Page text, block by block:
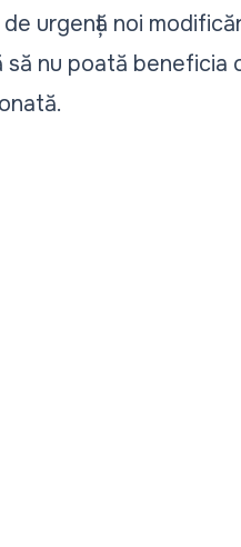
urgență noi
să nu poată